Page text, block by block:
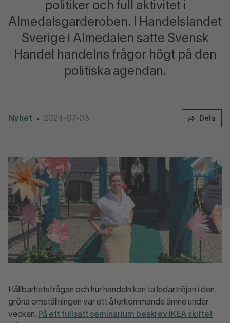
politiker och full aktivitet i
Almedalsgarderoben. I Handelslandet
Sverige i Almedalen satte Svensk
Handel handelns frågor högt på den
politiska agendan.
Nyhet • 2024-07-03 Dela
Hållbarhetsfrågan och hur handeln kan ta ledartröjan i den
gröna omställningen var ett återkommande ämne under
veckan. På ett fullsatt seminarium beskrev IKEA skiftet